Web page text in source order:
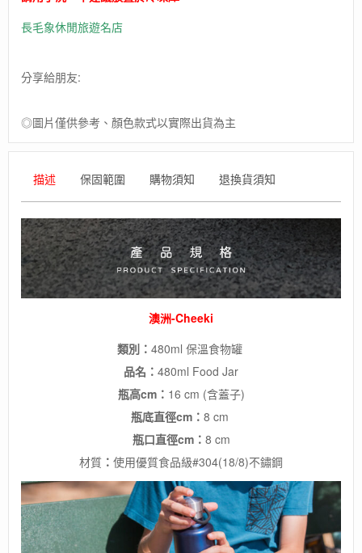
長毛象休閒旅遊名店
分享給朋友:
◎圖片僅供參考、顏色款式以實際出貨為主
描述 保固範圍 購物須知 退換貨須知
澳洲-Cheeki
類別： 480ml 保溫食物罐
品名： 480ml Food Jar
瓶高cm： 16 cm (含蓋子)
瓶底直徑cm： 8 cm
瓶口直徑cm： 8 cm
材質 ： 使用優質食品級#304(18/8)不鏽鋼